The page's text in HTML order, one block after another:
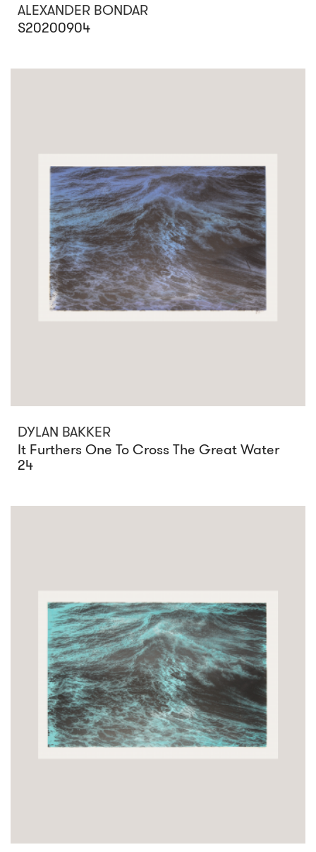
ALEXANDER BONDAR
S20200904
DYLAN BAKKER
It Furthers One To Cross The Great Water
24